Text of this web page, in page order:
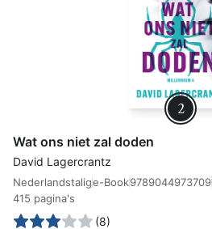
2
Wat ons niet zal doden
David Lagercrantz
Nederlandstalige-Book9789044973709
415 pagina's
(8)